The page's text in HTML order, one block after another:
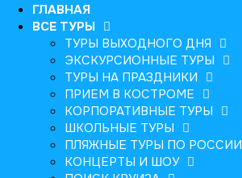
ГЛАВНАЯ
ВСЕ ТУРЫ
ТУРЫ ВЫХОДНОГО ДНЯ
ЭКСКУРСИОННЫЕ ТУРЫ
ТУРЫ НА ПРАЗДНИКИ
ПРИЕМ В КОСТРОМЕ
КОРПОРАТИВНЫЕ ТУРЫ
ШКОЛЬНЫЕ ТУРЫ
ПЛЯЖНЫЕ ТУРЫ ПО РОССИИ
КОНЦЕРТЫ И ШОУ